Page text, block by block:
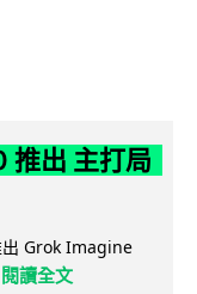
出 主打局
出 Grok Imagine
閱讀全文